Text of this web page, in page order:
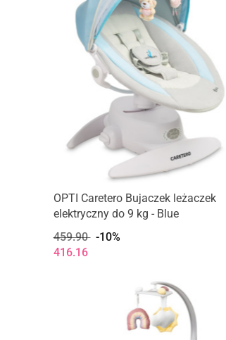
OPTI Caretero Bujaczek leżaczek
elektryczny do 9 kg - Blue
459.90
-10%
416.16